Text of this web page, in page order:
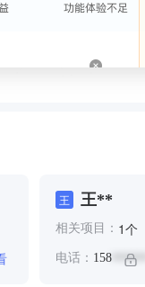
王 王**
相关项目： 1个
电话： 158